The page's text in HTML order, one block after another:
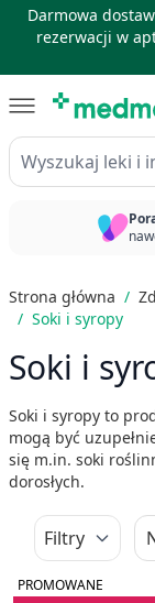
Darmowa
rezerwacji w
Wyszukaj leki i inne
Strona główna /
/ Soki i syropy
Soki i
Soki i syropy to
mogą być
się m.in. soki
dorosłych.
Filtry
PROMOWANE